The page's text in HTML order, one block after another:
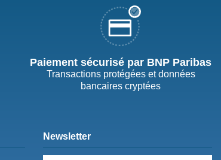
Paiement sécurisé par BNP Paribas
Transactions protégées et données
bancaires cryptées
Newsletter